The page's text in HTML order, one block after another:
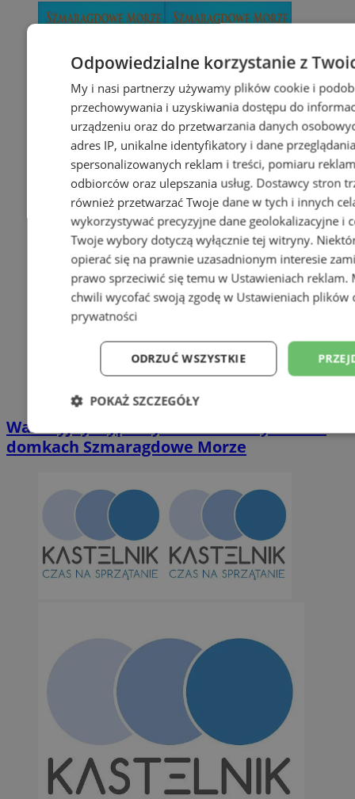
Wakacyjny wypoczynek nad Bałtykiem w
domkach Szmaragdowe Morze
Odpowiedzialne korzystanie z
My i nasi partnerzy używamy plików cookie i
przechowywania i uzyskiwania dostępu do
urządzeniu oraz do przetwarzania danych
adres IP, unikalne identyfikatory i dane
spersonalizowanych reklam i treści, pomiaru
odbiorców oraz ulepszania usług. Dostawcy stron
również przetwarzać Twoje dane w tych i innych
wykorzystywać precyzyjne dane geolokalizacyjne i
Twoje wybory dotyczą wyłącznie tej witryny.
opierać się na prawnie uzasadnionym interesie
prawo sprzeciwić się temu w Ustawieniach reklam.
chwili wycofać swoją zgodę w Ustawieniach plików
prywatności
ODRZUĆ WSZYSTKIE
POKAŻ SZCZEGÓŁY
Niezbędne Wydajność
Niesklasyfikowane
Niezbędne pliki cookie umożliwiają korzystanie z podstawowych
takich jak logowanie użytkownika i zarządzanie kontem. Bez
można prawidłowo korzystać ze strony internetowej.
orzesze.com.pl
QeSessID orzesze.com.pl